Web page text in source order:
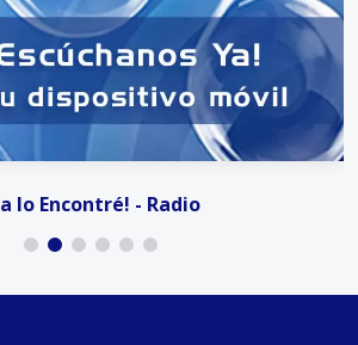
lo Encontré! - Radio